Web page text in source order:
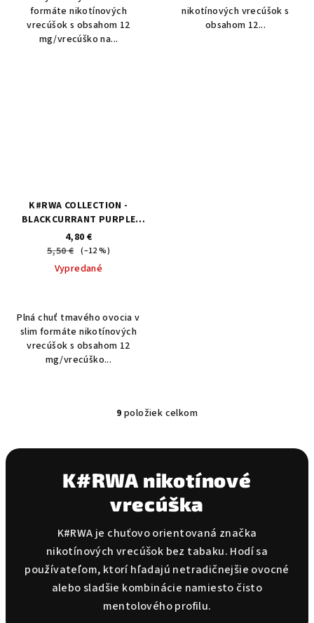
formáte nikotínových
vrecúšok s obsahom 12
mg/vrecúško na...
nikotínových vrecúšok s
obsahom 12...
K#RWA COLLECTION -
BLACKCURRANT PURPLE
GRAPE 12 mg/vrecúško
4,80 €
5,50 € (–12 %)
Vypredané
Plná chuť tmavého ovocia v
slim formáte nikotínových
vrecúšok s obsahom 12
mg/vrecúško...
O
l
d
a
c
i
e
p
r
v
k
9 položiek celkom
K#RWA nikotínové
vrecúška
K#RWA je chuťovo orientovaná značka
nikotínových vrecúšok bez tabaku. Hodí sa
používateľom, ktorí hľadajú netradičnejšie ovocné
alebo sladšie kombinácie namiesto čisto
mentolového profilu.